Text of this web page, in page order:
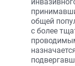
общей
с более